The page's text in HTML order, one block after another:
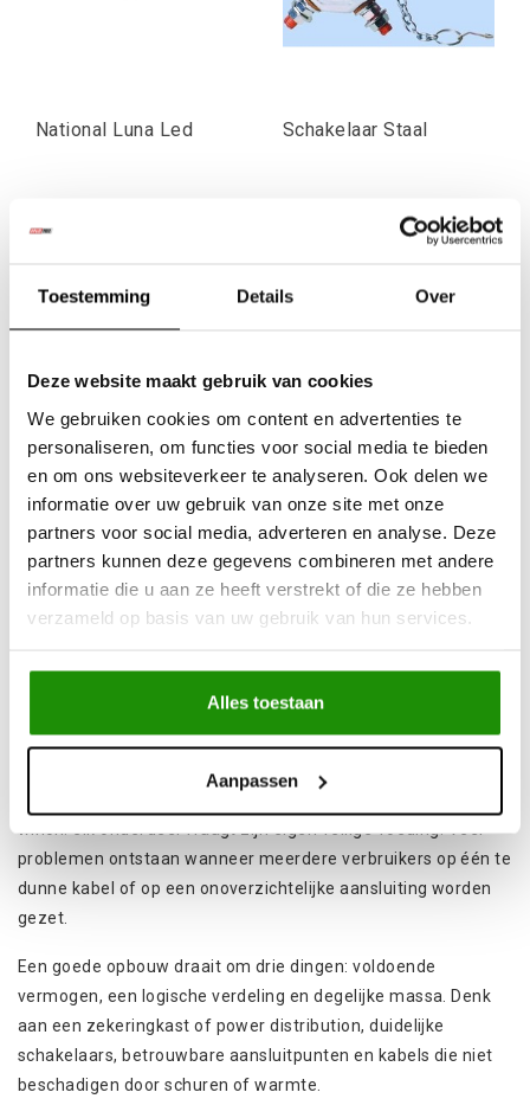
Toestemming Details Over
Deze website maakt gebruik van cookies
We gebruiken cookies om content en advertenties te
personaliseren, om functies voor social media te bieden
en om ons websiteverkeer te analyseren. Ook delen we
informatie over uw gebruik van onze site met onze
partners voor social media, adverteren en analyse. Deze
partners kunnen deze gegevens combineren met andere
informatie die u aan ze heeft verstrekt of die ze hebben
verzameld op basis van uw gebruik van hun services.
Alles toestaan
Aanpassen
National Luna Led
€26,36
€31,90
Schakelaar Staal
€20,00
Je 4x4 kan nog zo goed voorbereid zijn, zonder een degelijke
elektrische installatie sta je sneller stil dan je lief is. Een
flikkerend werklicht, een lier die traag trekt of een koelkast
die ermee ophoudt na een nacht kamperen: het zijn bijna
altijd signalen van een systeem dat te licht is opgebouwd. Met
de juiste onderdelen maak je je 12V setup betrouwbaar,
netjes en klaar voor modder, water en trillingen.
Waarvoor gebruik je electriciteit in
een 4x4-opbouw?
Zodra jeaccessoiresmonteert, stijgt de stroomvraag snel.
LED werklichten en lightbars, een
problemen ontstaan wanneer meerdere verbruikers op één te
dunne kabel of op een onoverzichtelijke aansluiting worden
gezet.
Een goede opbouw draait om drie dingen: voldoende
vermogen, een logische verdeling en degelijke massa. Denk
aan een zekeringkast of power distribution, duidelijke
schakelaars, betrouwbare aansluitpunten en kabels die niet
beschadigen door schuren of warmte.